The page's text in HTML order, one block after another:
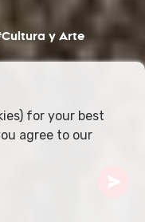
y Arte
for your best
agree to our